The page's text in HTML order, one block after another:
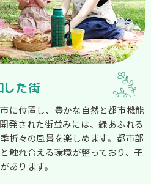
した街
に位置し、豊かな自然と都市機能
発された街並みには、緑あふれる
折々の風景を楽しめます。都市部
触れ合える環境が整っており、子
あります。